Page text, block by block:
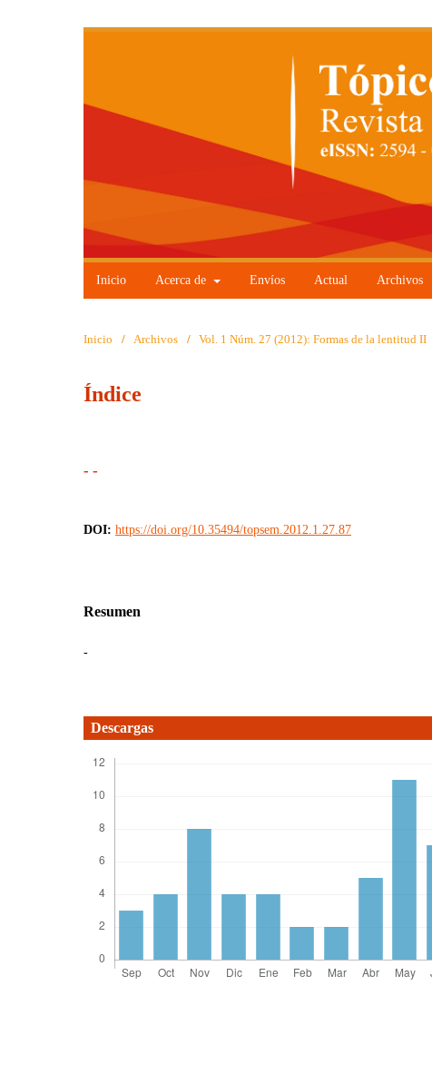
Inicio Acerca de Envíos Actual Archivos
Inicio / Archivos / Vol. 1 Núm. 27 (2012): Formas de la lentitud II
Índice
- -
DOI: https://doi.org/10.35494/topsem.2012.1.27.87
Resumen
-
Descargas